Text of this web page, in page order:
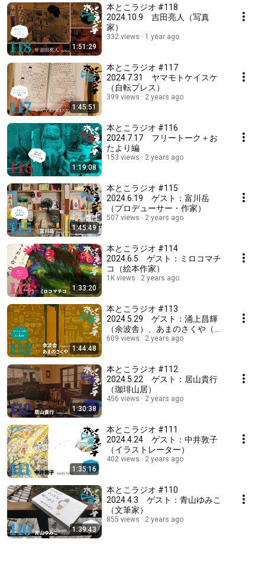
1:51:29
本とこラジオ #118
2024.10.9 吉田亮人（写真
家）
332 views 1 year ago
1:45:51
本とこラジオ #117
2024.7.31 ヤマモトケイスケ
（自転プレス）
399 views 2 years ago
1:19:08
本とこラジオ #116
2024.7.17 フリートーク＋お
たより編
153 views 2 years ago
1:45:49
本とこラジオ #115
2024.6.19 ゲスト：富川岳
（プロデューサー・作家）
507 views 2 years ago
1:33:20
本とこラジオ #114
2024.6.5 ゲスト：ミロコマチ
コ（絵本作家）
1K views 2 years ago
1:44:48
本とこラジオ #113
2024.5.29 ゲスト：涌上昌輝
（余波舎）、あまのさくや（作
家・エッセイスト）
609 views 2 years ago
1:30:38
本とこラジオ #112
2024.5.22 ゲスト：居山貴行
（珈琲山居）
456 views 2 years ago
1:35:16
本とこラジオ #111
2024.4.24 ゲスト：中井敦子
（イラストレーター）
402 views 2 years ago
1:39:43
本とこラジオ #110
2024.4.3 ゲスト：青山ゆみこ
（文筆家）
855 views 2 years ago